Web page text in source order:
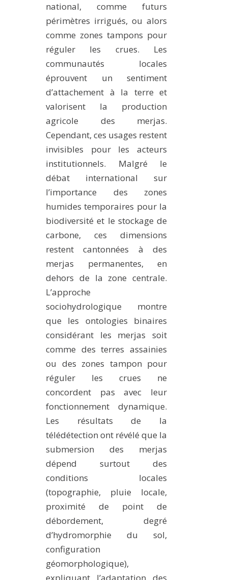
national, comme futurs
périmètres irrigués, ou alors
comme zones tampons pour
réguler les crues. Les
communautés locales
éprouvent un sentiment
d’attachement à la terre et
valorisent la production
agricole des merjas.
Cependant, ces usages restent
invisibles pour les acteurs
institutionnels. Malgré le
débat international sur
l’importance des zones
humides temporaires pour la
biodiversité et le stockage de
carbone, ces dimensions
restent cantonnées à des
merjas permanentes, en
dehors de la zone centrale.
L’approche
sociohydrologique montre
que les ontologies binaires
considérant les merjas soit
comme des terres assainies
ou des zones tampon pour
réguler les crues ne
concordent pas avec leur
fonctionnement dynamique.
Les résultats de la
télédétection ont révélé que la
submersion des merjas
dépend surtout des
conditions locales
(topographie, pluie locale,
proximité de point de
débordement, degré
d’hydromorphie du sol,
configuration
géomorphologique),